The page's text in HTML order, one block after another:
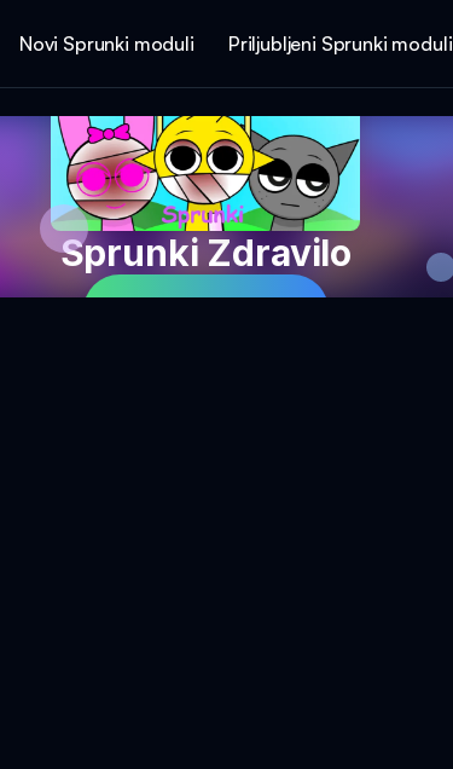
Novi Sprunki moduli Priljubljeni Sprunki moduli
Sprunki Zdravilo